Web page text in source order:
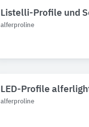
Listelli-Profile und
alferproline
LED-Profile
alferproline